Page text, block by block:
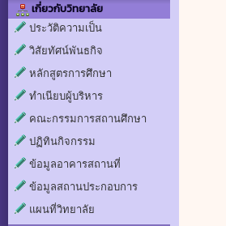
เกี่ยวกับวิทยาลัย
ประวัติความเป็น
วิสัยทัศน์พันธกิจ
หลักสูตรการศึกษา
ทำเนียบผู้บริหาร
คณะกรรมการสถานศึกษา
ปฏิทินกิจกรรม
ข้อมูลอาคารสถานที่
ข้อมูลสถานประกอบการ
แผนที่วิทยาลัย